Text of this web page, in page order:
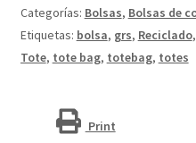
con
GRS
de
cantidad
Categorías: Bolsas, Bolsas de
Etiquetas: bolsa, grs, Reciclado,
Tote, tote bag, totebag, totes
Print